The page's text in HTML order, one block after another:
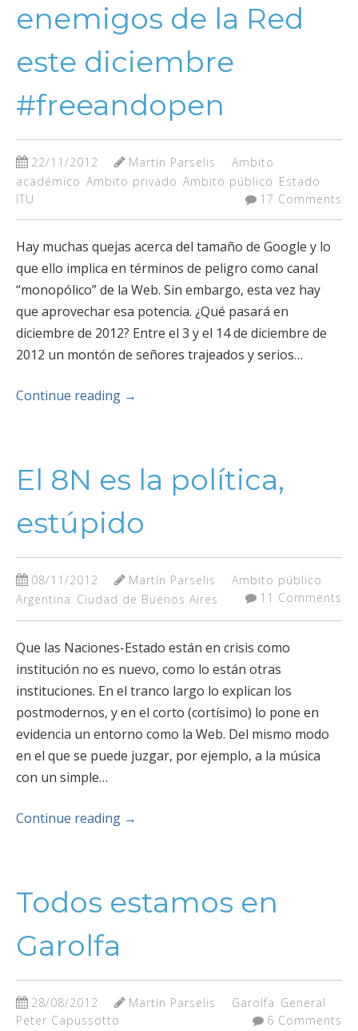
enemigos de la Red
este diciembre
#freeandopen
22/11/2012 Martín Parselis
Ambito
académico Ambito privado Ambito público Estado
ITU
17 Comments
Hay muchas quejas acerca del tamaño de Google y lo
que ello implica en términos de peligro como canal
“monopólico” de la Web. Sin embargo, esta vez hay
que aprovechar esa potencia. ¿Qué pasará en
diciembre de 2012? Entre el 3 y el 14 de diciembre de
2012 un montón de señores trajeados y serios…
Continue reading →
El 8N es la política,
estúpido
08/11/2012 Martín Parselis
Ambito público
Argentina Ciudad de Buenos Aires 11 Comments
Que las Naciones-Estado están en crisis como
institución no es nuevo, como lo están otras
instituciones. En el tranco largo lo explican los
postmodernos, y en el corto (cortísimo) lo pone en
evidencia un entorno como la Web. Del mismo modo
en el que se puede juzgar, por ejemplo, a la música
con un simple…
Continue reading →
Todos estamos en
Garolfa
28/08/2012 Martín Parselis Garolfa General
Peter Capussotto
6 Comments